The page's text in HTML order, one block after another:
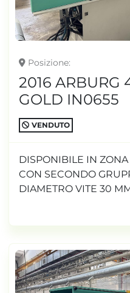
Posizione
2016 ARBURG
GOLD IN0655
VENDUTO
DISPONIBILE IN
CON SECONDO
DIAMETRO VITE 30